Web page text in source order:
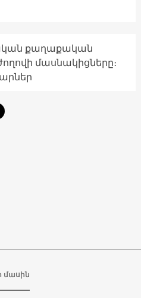
քաղաքական
մասնակիցները։
մասին